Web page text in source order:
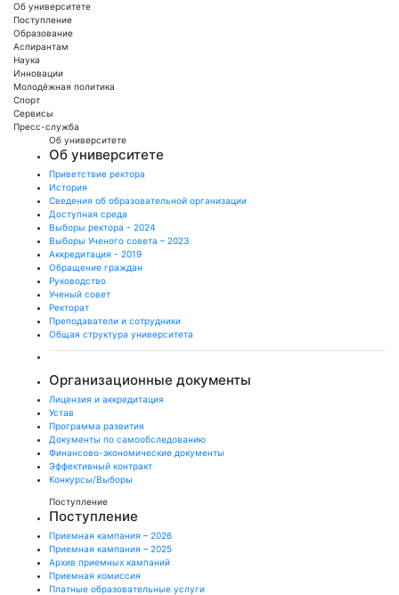
Об университете
Поступление
Образование
Аспирантам
Наука
Инновации
Молодёжная политика
Спорт
Сервисы
Пресс-служба
Об университете
Об университете
Приветствие ректора
История
Сведения об образовательной организации
Доступная среда
Выборы ректора - 2024
Выборы Ученого совета – 2023
Аккредитация - 2019
Обращение граждан
Руководство
Ученый совет
Ректорат
Преподаватели и сотрудники
Общая структура университета
Организационные документы
Лицензия и аккредитация
Устав
Программа развития
Документы по самообследованию
Финансово-экономические документы
Эффективный контракт
Конкурсы/Выборы
Поступление
Поступление
Приемная кампания – 2026
Приемная кампания – 2025
Архив приемных кампаний
Приемная комиссия
Платные образовательные услуги